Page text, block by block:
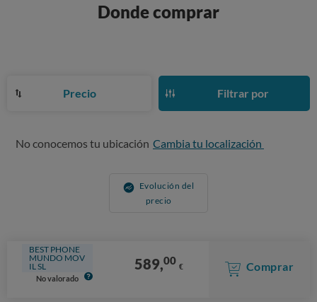
Donde comprar
Precio Filtrar por
No conocemos tu ubicación Cambia tu localización
Evolución del
precio
BEST PHONE
MUNDO MOV
IL SL
No valorado
589,00 € Comprar